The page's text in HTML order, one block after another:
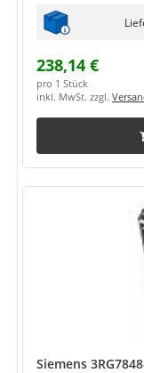
238,14 €
pro 1 Stück
inkl. MwSt. zzgl.
Siemens